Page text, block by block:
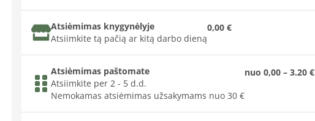
Atsiėmimas knygynėlyje
Atsiimkite tą pačią ar kitą darbo dieną
0,00 €
Atsiėmimas paštomate
Atsiimkite per 2 - 5 d.d.
Nemokamas atsiėmimas užsakymams nuo 30 €
nuo 0,00 – 3.20 €